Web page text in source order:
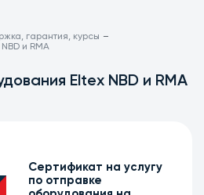
гарантия, курсы
и RMA
Eltex NBD и RMA
Сертификат на услугу
по отправке